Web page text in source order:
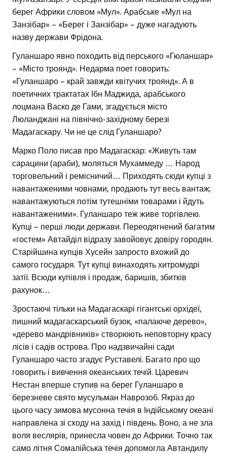
берег Африки словом «Мул». Арабське «Мул на
Занзібар» – «Берег і Занзібар» – дуже нагадують
назву держави Фрідона.
Гуланшаро явно походить від перського «Гюланшар»
– «Місто троянд». Недарма поет говорить:
«Гуланшаро – край завжди квітучих троянд». А в
поетичних трактатах Ібн Маджида, арабського
лоцмана Васко де Гами, згадується місто
Люланджані на північно-західному березі
Мадагаскару. Чи не це слід Гуланшаро?
Марко Поло писав про Мадагаскар: «Живуть там
сарацини (араби), моляться Мухаммеду … Народ
торговельний і ремісничий… Приходять сюди купці з
навантаженими човнами, продають тут весь вантаж;
навантажуються потім тутешніми товарами і йдуть
навантаженими». Гуланшаро теж живе торгівлею.
Купці – перші люди держави. Переодягнений багатим
«гостем» Автайділ відразу завойовує довіру городян.
Старійшина купців Хусейн запросто вхожий до
самого государя. Тут купці винаходять хитромудрі
затії. Всюди купівля і продаж, баришів, збитків
рахунок…
Зростаючі тільки на Мадагаскарі гігантські орхідеї,
пишний мадагаскарський бузок, «палаюче дерево»,
«дерево мандрівників» створюють неповторну красу
лісів і садів острова. Про надзвичайні сади
Гуланшаро часто згадує Руставелі. Багато про що
говорить і вивчення океанських течій. Царевич
Нестан вперше ступив на берег Гуланшаро в
березневе свято мусульман Наврозоб. Якраз до
цього часу зимова мусонна течія в Індійському океані
направлена зі сходу на захід і південь. Воно, а не зла
воля веслярів, принесла човен до Африки. Точно так
само літня Сомалійська течія допомогла Автандилу